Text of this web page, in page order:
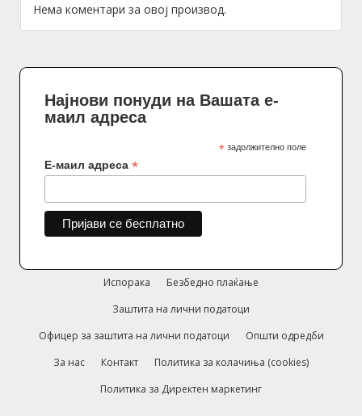
Нема коментари за овој производ.
Најнови понуди на Вашата е-
маил адреса
* задолжително поле
Е-маил адреса *
Испорака
Безбедно плаќање
Заштита на лични податоци
Офицер за заштита на лични податоци
Општи одредби
За нас
Контакт
Политика за колачиња (cookies)
Политика за Директен маркетинг